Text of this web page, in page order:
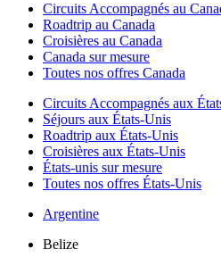
Circuits Accompagnés au
Roadtrip au Canada
Croisières au Canada
Canada sur mesure
Toutes nos offres Canada
Circuits Accompagnés aux
Séjours aux États-Unis
Roadtrip aux États-Unis
Croisières aux États-Unis
États-unis sur mesure
Toutes nos offres États-Unis
Argentine
Belize